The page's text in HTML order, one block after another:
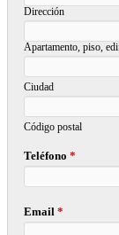
Dirección
Apartamento, piso,
Ciudad
Código postal
Teléfono*
Email*